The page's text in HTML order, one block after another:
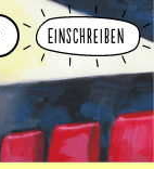
Einschreiben